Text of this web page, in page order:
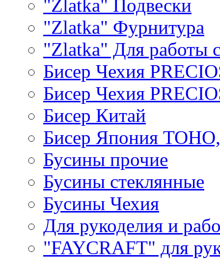
"Zlatka" Подвески
"Zlatka" Фурнитура
"Zlatka" Для работы
Бисер Чехия
Бисер Чехия
Бисер Китай
Бисер Япония
Бусины прочие
Бусины стеклянные
Бусины Чехия
Для рукоделия и
"FAYCRAFT" для